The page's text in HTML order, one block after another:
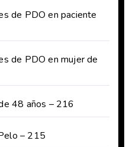
de PDO en paciente
de PDO en mujer de
48 años – 216
– 215